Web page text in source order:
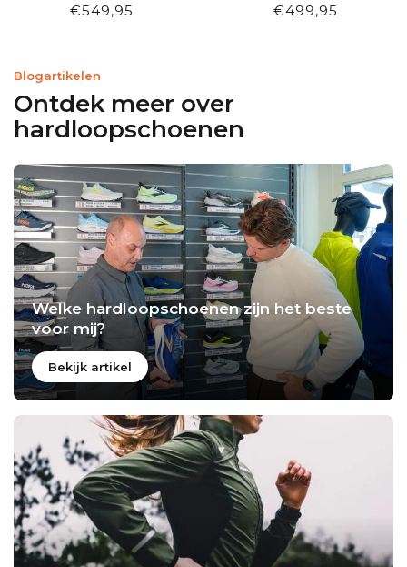
€549,95 €499,95
Blogartikelen
Ontdek meer over
hardloopschoenen
Welke hardloopschoenen zijn het beste
voor mij?
Bekijk artikel